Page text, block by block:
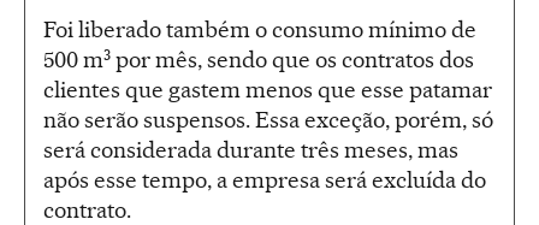
Foi liberado também o consumo mínimo de
500 m³por mês, sendo que os contratos dos
clientes que gastem menos que esse patamar
não serão suspensos. Essa exceção, porém, só
será considerada durante três meses, mas
após esse tempo, a empresa será excluída do
contrato.